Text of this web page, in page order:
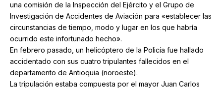
una comisión de la Inspección del Ejército y el Grupo de
Investigación de Accidentes de Aviación para «establecer las
circunstancias de tiempo, modo y lugar en los que habría
ocurrido este infortunado hecho».
En febrero pasado, un helicóptero de la Policía fue hallado
accidentado con sus cuatro tripulantes fallecidos en el
departamento de Antioquia (noroeste).
La tripulación estaba compuesta por el mayor Juan Carlos